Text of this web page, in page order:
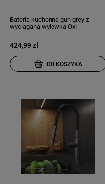
Bateria kuchenna gun grey z
wyciąganą wylewką Oxi
424,99 zł
DO KOSZYKA